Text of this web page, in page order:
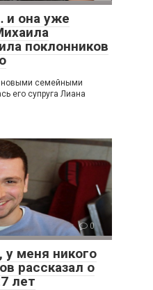
и она уже
поклонников
новыми семейными
его супруга Лиана
0
меня никого
рассказал о
лет